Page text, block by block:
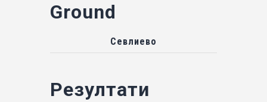
Ground
Севлиево
Резултати